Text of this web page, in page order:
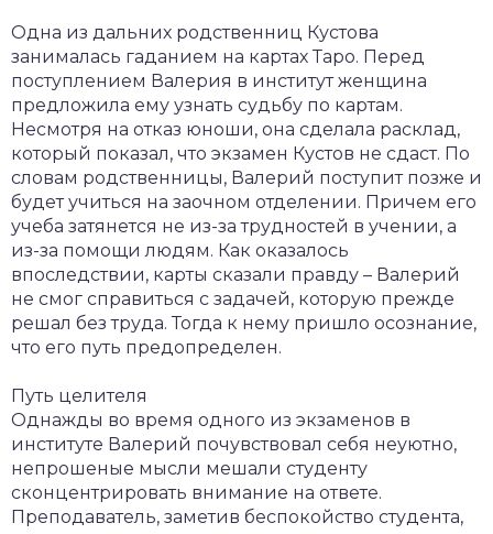
Одна из дальних родственниц Кустова
занималась гаданием на картах Таро. Перед
поступлением Валерия в институт женщина
предложила ему узнать судьбу по картам.
Несмотря на отказ юноши, она сделала расклад,
который показал, что экзамен Кустов не сдаст. По
словам родственницы, Валерий поступит позже и
будет учиться на заочном отделении. Причем его
учеба затянется не из-за трудностей в учении, а
из-за помощи людям. Как оказалось
впоследствии, карты сказали правду – Валерий
не смог справиться с задачей, которую прежде
решал без труда. Тогда к нему пришло осознание,
что его путь предопределен.
Путь целителя
Однажды во время одного из экзаменов в
институте Валерий почувствовал себя неуютно,
непрошеные мысли мешали студенту
сконцентрировать внимание на ответе.
Преподаватель, заметив беспокойство студента,